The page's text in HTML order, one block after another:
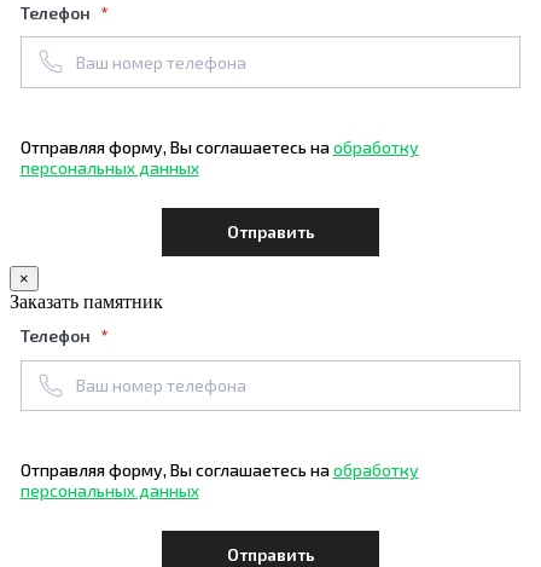
Телефон
Отправляя форму, Вы соглашаетесь наобработку
персональных данных
×
Заказать памятник
Телефон
Отправляя форму, Вы соглашаетесь наобработку
персональных данных